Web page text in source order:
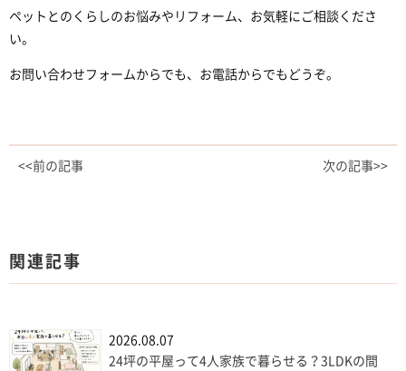
ペットとのくらしのお悩みやリフォーム、お気軽にご相談くださ
い。
お問い合わせフォームからでも、お電話からでもどうぞ。
<<前の記事 次の記事>>
関連記事
2026.08.07
24坪の平屋って4人家族で暮らせる？3LDKの間